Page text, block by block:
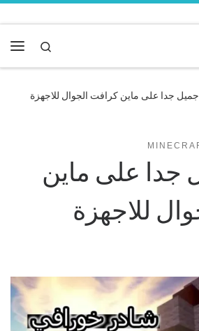
Search
جدا على ماين كرافت الجوال للاجهزة
جدا على ماين
للاجهزة